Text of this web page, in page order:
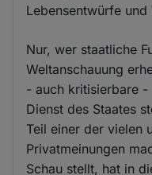
Lebensentwürfe
Nur, wer staatliche
Weltanschauung
- auch kritisierbare -
Dienst des Staates
Teil einer der vielen
Privatmeinungen
Schau stellt, hat in